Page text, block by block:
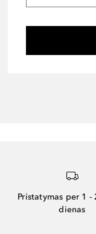
Pristatymas per 1 -
dienas